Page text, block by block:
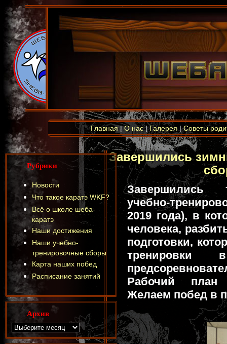
Главная|О нас|Галерея|Советы
Завершились
Завершились
учебно-
2019 года), в
человека,
подготовки,
тренировки
Рабочий план
Желаем побед в
Рубрики
Новости
Что такое каратэ WKF?
Всё о школе шеба-
каратэ
Наши достижения
Наши учебно-
тренировочные сборы
Карта наших побед
Расписание занятий
Архив